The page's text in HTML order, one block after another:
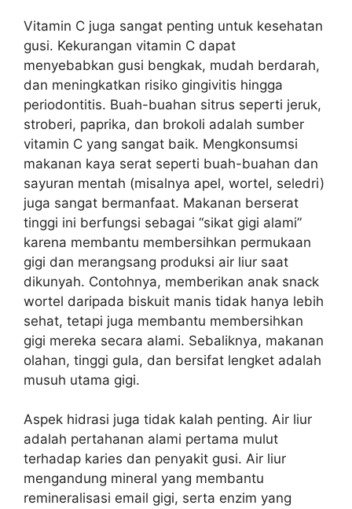
Vitamin C juga sangat penting untuk kesehatan
gusi. Kekurangan vitamin C dapat
menyebabkan gusi bengkak, mudah berdarah,
dan meningkatkan risiko gingivitis hingga
periodontitis. Buah-buahan sitrus seperti jeruk,
stroberi, paprika, dan brokoli adalah sumber
vitamin C yang sangat baik. Mengkonsumsi
makanan kaya serat seperti buah-buahan dan
sayuran mentah (misalnya apel, wortel, seledri)
juga sangat bermanfaat. Makanan berserat
tinggi ini berfungsi sebagai “sikat gigi alami”
karena membantu membersihkan permukaan
gigi dan merangsang produksi air liur saat
dikunyah. Contohnya, memberikan anak snack
wortel daripada biskuit manis tidak hanya lebih
sehat, tetapi juga membantu membersihkan
gigi mereka secara alami. Sebaliknya, makanan
olahan, tinggi gula, dan bersifat lengket adalah
musuh utama gigi.
Aspek hidrasi juga tidak kalah penting. Air liur
adalah pertahanan alami pertama mulut
terhadap karies dan penyakit gusi. Air liur
mengandung mineral yang membantu
remineralisasi email gigi, serta enzim yang